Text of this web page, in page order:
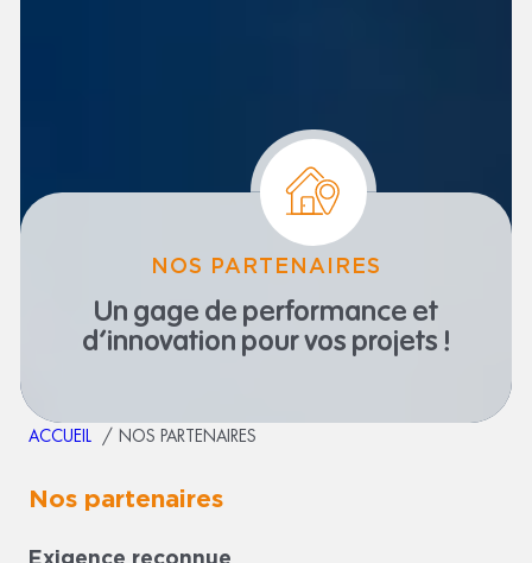
NOS PARTENAIRES
Un gage de performance et
d’innovation pour vos projets !
ACCUEIL NOS PARTENAIRES
Nos partenaires
Exigence reconnue